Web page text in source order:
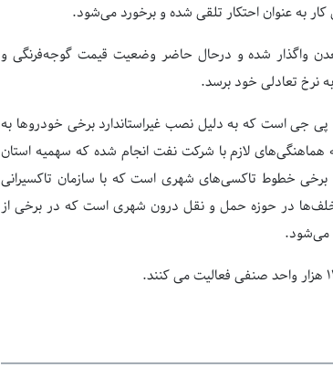
کار به عنوان احتکار تلقی شده و برخورد می‌شود.
واگذار شده و درحال حاضر وضعیت قیمت گوجه‌فرنگی و
نرخ تعادلی خود برسد.
جی است که به دلیل نصب غیراستاندارد برخی خودروها به
لازم با شرکت نفت انجام شده که سهمیه استان
و برخی خطوط تاکسی‌های شهری است که با سازمان تاکسیرانی
تخلف‌ها در حوزه حمل و نقل درون شهری است که در برخی از
می‌شود.